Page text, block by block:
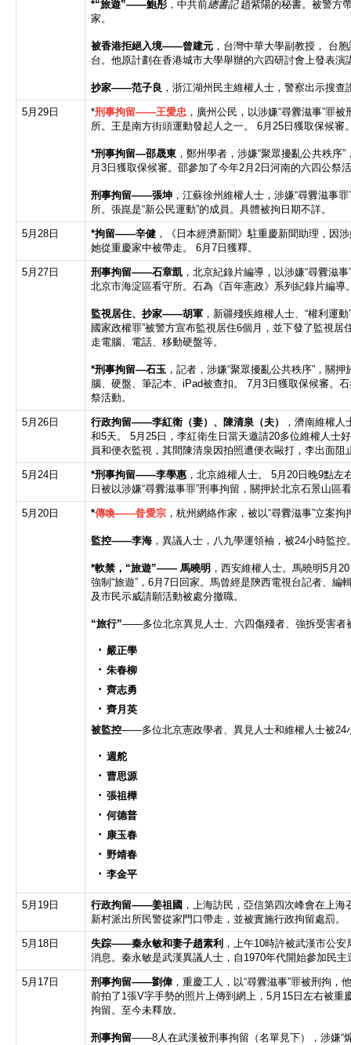
*“旅遊”——鮑彤，中共前總書記 趙紫陽的秘書。被警方
家。
被香港拒絕入境——曾建元，台灣中華大學副教授， 台
台。他原計劃在香港城市大學舉辦的六四研討會上發表演
抄家——范子良 ，浙江湖州民主維權人士，警察出示搜查
5月29日 *刑事拘留——王愛忠，廣州公民，以涉嫌“尋釁滋事”罪
所。王是南方街頭運動發起人之一。 6月25日獲取保候審
*刑事拘留—邵晟東，鄭州學者，涉嫌“聚眾擾亂公共秩序
月3日獲取保候審。邵參加了今年2月2日河南的六四公祭
刑事拘留——張坤，江蘇徐州維權人士，涉嫌“尋釁滋事
所。張崑是“新公民運動”的成員。具體被拘日期不詳。
5月28日 *拘留——辛健，《日本經濟新聞》駐重慶新聞助理，因
她從重慶家中被帶走。 6月7日獲釋。
5月27日 刑事拘留——石章凱，北京紀錄片編導，以涉嫌​​“尋釁滋
北京市海淀區看守所。石為《百年憲政》系列紀錄片編導
監視居住、抄家——胡軍，新疆殘疾維權人士、“權利運
國家政權罪”被警方宣布監視居住6個月，並下發了監視居
走電腦、電話、移動硬盤等。
*刑事拘留—石玉，記者，涉嫌“聚眾擾亂公共秩序”，關
腦、硬盤、筆記本、iPad被查扣。 7月3日獲取保候審。
祭活動。
5月26日 行政拘留——李紅衛（妻）​​、陳清泉（夫）
，濟南維權
和5天。 5月25日，李紅衛生日當天邀請20多位維權人士
員和便衣監視，其間陳清泉因拍照遭便衣毆打，李出面阻
5月24日 *刑事拘留——李學惠，北京維權人士。 5月20日晚9點左
日被以涉嫌“尋釁滋事罪”刑事拘留，關押於北京石景山區
5月20日 *傳喚——昝愛宗，杭州網絡作家，被以“尋釁滋事”立案拘
監控——李海，異議人士，八九學運領袖，被24小時監控
*軟禁， “旅遊”—— 馬曉明 ，西安維權人士。馬曉明5月
強制“旅遊”，6月7日回家。馬曾經是陝西電視台記者、編
及市民示威請願活動被處分撤職。
“旅行”——多位北京異見人士、六四傷殘者、強拆受害者
嚴正學
朱春柳
齊志勇
齊月英
被監控——多位北京憲政學者、異見人士和維權人士被24
週舵
曹思源
張祖樺
何德普
康玉春
野靖春
李金平
5月19日 行政拘留——姜祖國 ，上海訪民，亞信第四次峰會在上
新村派出所民警從家門口帶走，並被實施行政拘留處罰。
5月18日 失踪——秦永敏和妻子趙素利 ，上午10時許被武漢市公
消息。秦永敏是武漢異議人士，自1970年代開始參加民主
5月17日 刑事拘留——劉偉，重慶工人，以“尋釁滋事”罪被刑拘，
前拍了1張V字手勢的照片上傳到網上，5月15日左右被重
拘留。至今未釋放。
刑事拘留——8人在武漢被刑事拘留（名單見下），涉嫌“